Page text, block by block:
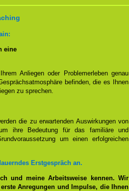
eine
Anliegen oder Problemerleben genau
befinden, die es Ihnen
zu sprechen.
die zu erwartenden Auswirkungen von
ihre Bedeutung für das familiäre und
um einen erfolgreichen
Erstgespräch an.
und meine Arbeitsweise kennen. Wir
Anregungen und Impulse, die Ihnen